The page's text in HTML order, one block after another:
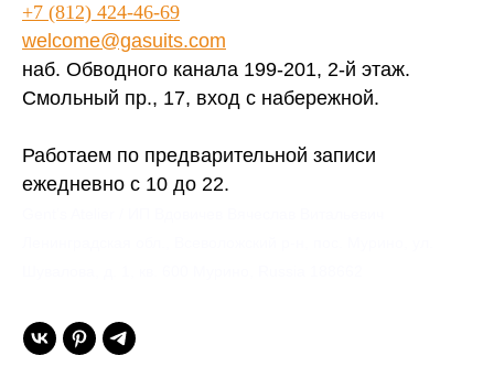
+7 (812) 424-46-69
welcome@gasuits.com
наб. Обводного канала 199-201, 2-й этаж.
Смольный пр., 17, вход с набережной.
Работаем по предварительной записи
ежедневно с 10 до 22.